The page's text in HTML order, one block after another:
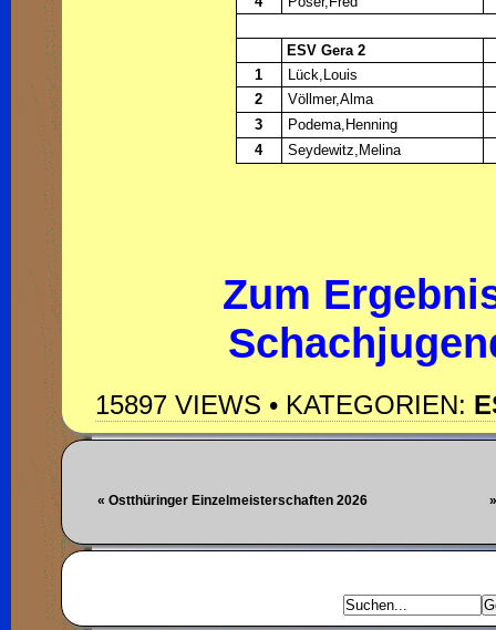
ESV Gera 2
1
Lück,Louis
2
Völlmer,Alma
3
Podema,Henning
4
Seydewitz,Melina
Zum
15897 VIEWS • KATEGORIEN:
« Ostthüringer Einzelmeisterschaften 2026